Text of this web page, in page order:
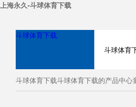
上海永久-斗球体育下载
斗球体育下载
斗球体育
斗球体育下载斗球体育下载的产品中心